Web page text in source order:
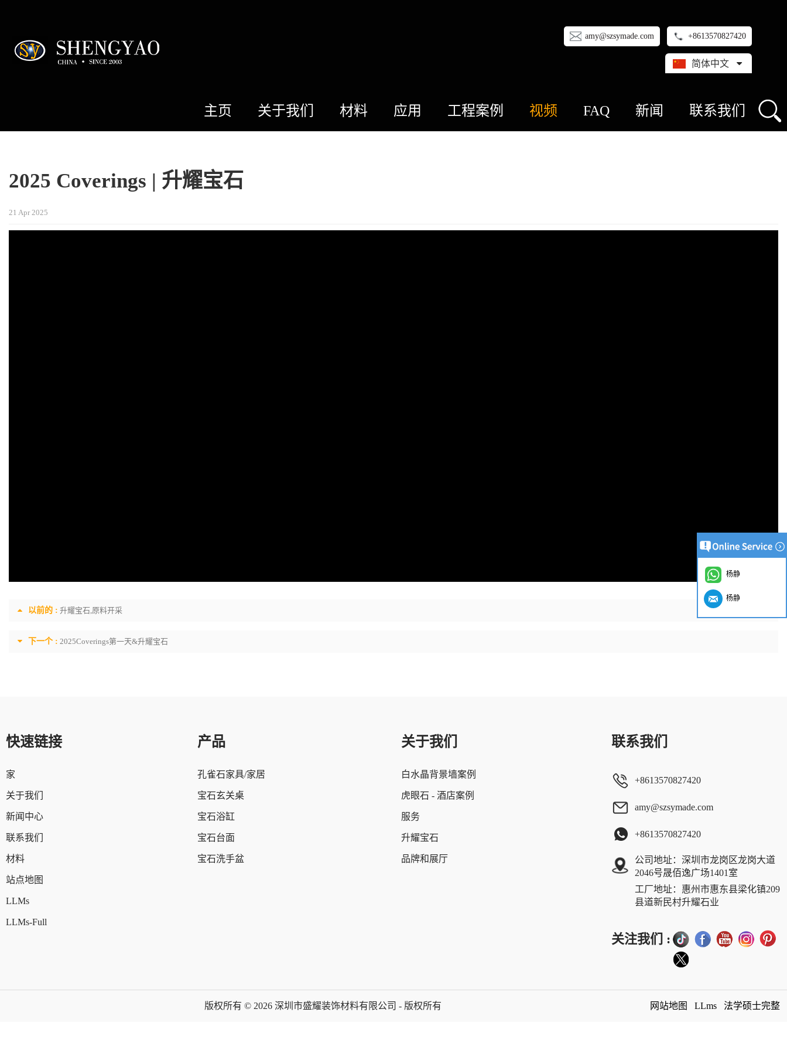
amy@szsymade.com +8613570827420
简体中文
主页 关于我们 材料 应用 工程案例 视频 FAQ 新闻 联系我们
2025 Coverings | 升耀宝石
21 Apr 2025
以前的 : 升耀宝石,原料开采
下一个 : 2025Coverings第一天&升耀宝石
快速链接
家
关于我们
新闻中心
联系我们
材料
站点地图
LLMs
LLMs-Full
产品
孔雀石家具/家居
宝石玄关桌
宝石浴缸
宝石台面
宝石洗手盆
关于我们
白水晶背景墙案例
虎眼石 - 酒店案例
服务
升耀宝石
品牌和展厅
联系我们
+8613570827420
amy@szsymade.com
+8613570827420
公司地址：深圳市龙岗区龙岗大道
2046号晟佰逸广场1401室
工厂地址：惠州市惠东县梁化镇209
县道新民村升耀石业
关注我们 :
版权所有 © 2026 深圳市盛耀装饰材料有限公司 - 版权所有 网站地图 LLms 法学硕士完整
杨静
杨静